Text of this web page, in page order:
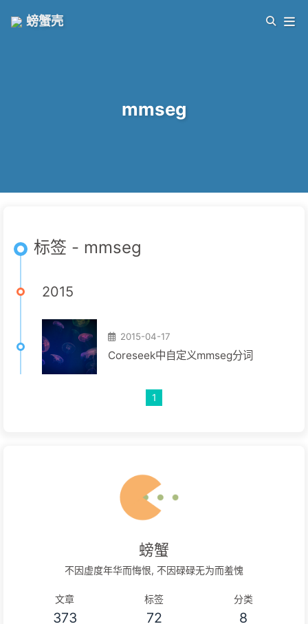
螃蟹壳
mmseg
标签 - mmseg
2015
2015-04-17
Coreseek中自定义mmseg分词
1
螃蟹
不因虚度年华而悔恨, 不因碌碌无为而羞愧
文章
373
标签
72
分类
8